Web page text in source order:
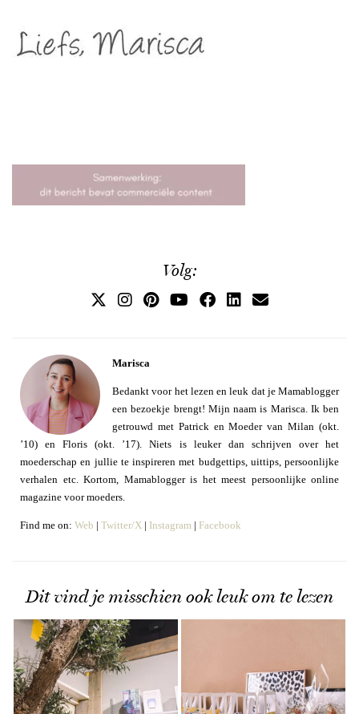
Volg:
Marisca
Bedankt voor het lezen en leuk dat je Mamablogger
een bezoekje brengt! Mijn naam is Marisca. Ik ben
getrouwd met Patrick en Moeder van Milan (okt.
’10) en Floris (okt. ’17). Niets is leuker dan schrijven over het
moederschap en jullie te inspireren met budgettips, uittips, persoonlijke
verhalen etc. Kortom, Mamablogger is het meest persoonlijke online
magazine voor moeders.
Find me on: Web | Twitter/X | Instagram | Facebook
Dit vind je misschien ook leuk om te lezen